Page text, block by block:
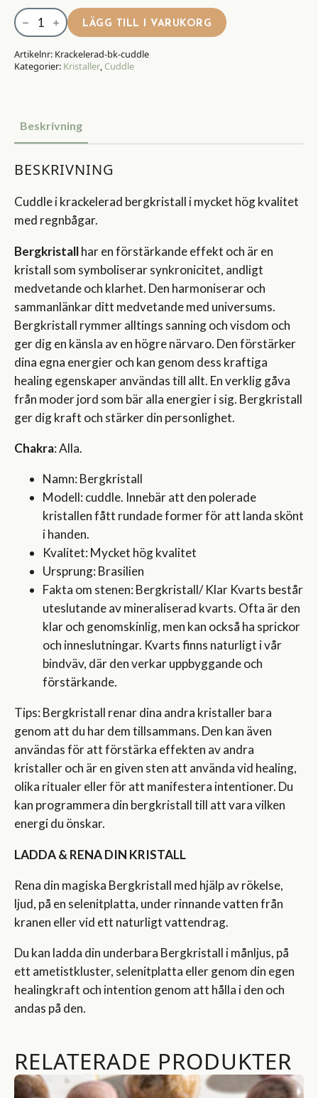
Krackelerad
bergkristall
cuddle
mängd
LÄGG TILL I VARUKORG
Artikelnr: Krackelerad-bk-cuddle
Kategorier: Kristaller, Cuddle
Beskrivning
BESKRIVNING
Cuddle i krackelerad bergkristall i mycket hög kvalitet
med regnbågar.
Bergkristallhar en förstärkande effekt och är en
kristall som symboliserar synkronicitet, andligt
medvetande och klarhet. Den harmoniserar och
sammanlänkar ditt medvetande med universums.
Bergkristall rymmer alltings sanning och visdom och
ger dig en känsla av en högre närvaro. Den förstärker
dina egna energier och kan genom dess kraftiga
healing egenskaper användas till allt. En verklig gåva
från moder jord som bär alla energier i sig. Bergkristall
ger dig kraft och stärker din personlighet.
Chakra: Alla.
Namn: Bergkristall
Modell: cuddle. Innebär att den polerade
kristallen fått rundade former för att landa skönt
i handen.
Kvalitet: Mycket hög kvalitet
Ursprung: Brasilien
Fakta om stenen: Bergkristall/ Klar Kvarts består
uteslutande av mineraliserad kvarts. Ofta är den
klar och genomskinlig, men kan också ha sprickor
och inneslutningar. Kvarts finns naturligt i vår
bindväv, där den verkar uppbyggande och
förstärkande.
Tips: Bergkristall renar dina andra kristaller bara
genom att du har dem tillsammans. Den kan även
användas för att förstärka effekten av andra
kristaller och är en given sten att använda vid healing,
olika ritualer eller för att manifestera intentioner. Du
kan programmera din bergkristall till att vara vilken
energi du önskar.
LADDA & RENA DIN KRISTALL
Rena din magiska Bergkristall med hjälp av rökelse,
ljud, på en selenitplatta, under rinnande vatten från
kranen eller vid ett naturligt vattendrag.
Du kan ladda din underbara Bergkristall i månljus, på
ett ametistkluster, selenitplatta eller genom din egen
healingkraft och intention genom att hålla i den och
andas på den.
RELATERADE PRODUKTER